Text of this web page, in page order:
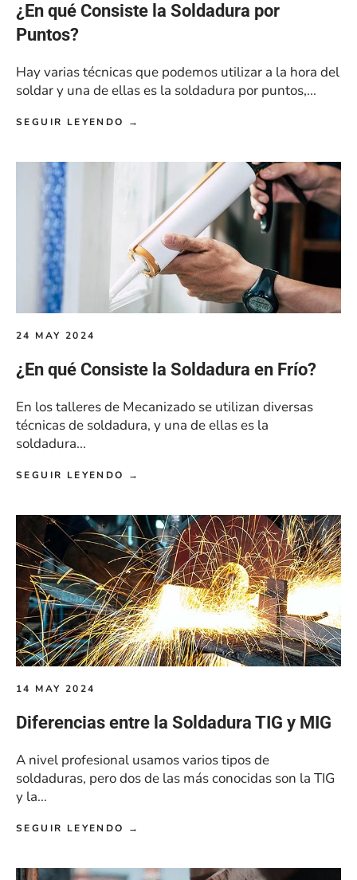
¿En qué Consiste la Soldadura por
Puntos?
Hay varias técnicas que podemos utilizar a la hora del
soldar y una de ellas es la soldadura por puntos,...
SEGUIR LEYENDO →
24 MAY 2024
¿En qué Consiste la Soldadura en Frío?
En los talleres de Mecanizado se utilizan diversas
técnicas de soldadura, y una de ellas es la
soldadura...
SEGUIR LEYENDO →
14 MAY 2024
Diferencias entre la Soldadura TIG y MIG
A nivel profesional usamos varios tipos de
soldaduras, pero dos de las más conocidas son la TIG
y la...
SEGUIR LEYENDO →